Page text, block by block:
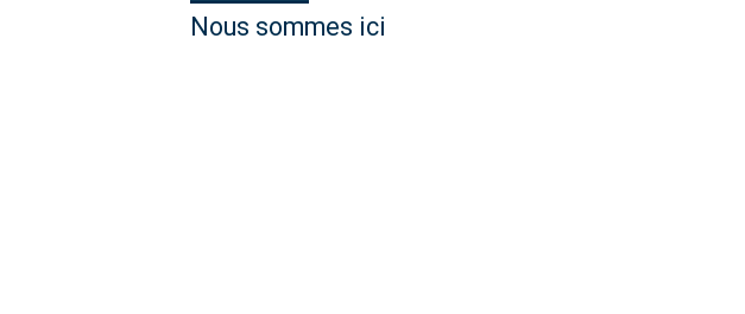
Nous sommes ici